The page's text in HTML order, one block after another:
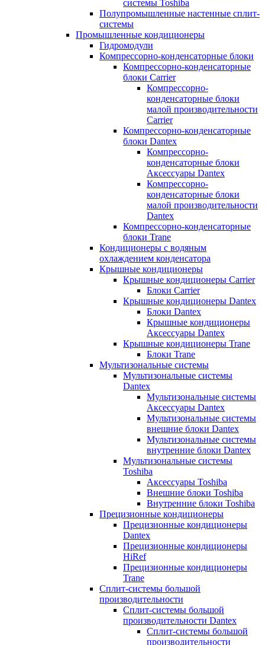
системы Toshiba
Полупромышленные настенные сплит-
системы
Промышленные кондиционеры
Гидромодули
Компрессорно-конденсаторные блоки
Компрессорно-конденсаторные
блоки Carrier
Компрессорно-
конденсаторные блоки
малой производительности
Carrier
Компрессорно-конденсаторные
блоки Dantex
Компрессорно-
конденсаторные блоки
Аксессуары Dantex
Компрессорно-
конденсаторные блоки
малой производительности
Dantex
Компрессорно-конденсаторные
блоки Trane
Кондиционеры с водяным
охлаждением конденсатора
Крышные кондиционеры
Крышные кондиционеры Carrier
Блоки Carrier
Крышные кондиционеры Dantex
Блоки Dantex
Крышные кондиционеры
Аксессуары Dantex
Крышные кондиционеры Trane
Блоки Trane
Мультизональные системы
Мультизональные системы
Dantex
Мультизональные системы
Аксессуары Dantex
Мультизональные системы
внешние блоки Dantex
Мультизональные системы
внутренние блоки Dantex
Мультизональные системы
Toshiba
Аксессуары Toshiba
Внешние блоки Toshiba
Внутренние блоки Toshiba
Прецизионные кондиционеры
Прецизионные кондиционеры
Dantex
Прецизионные кондиционеры
HiRef
Прецизионные кондиционеры
Trane
Сплит-системы большой
производительности
Сплит-системы большой
производительности Dantex
Сплит-системы большой
производительности